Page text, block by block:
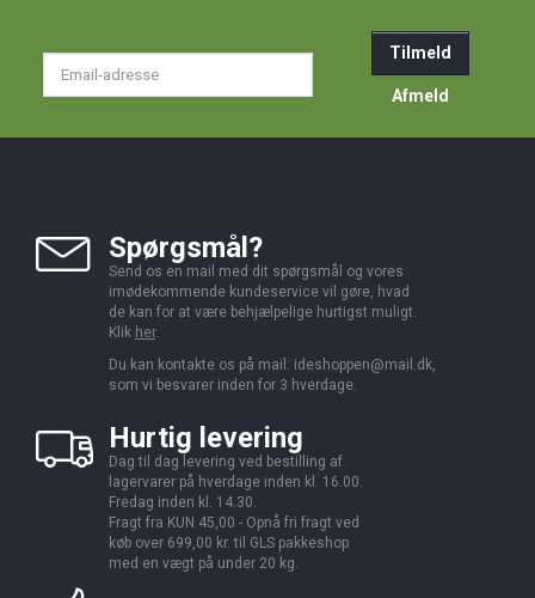
Tilmeld
Afmeld
Spørgsmål?
Send os en mail med dit spørgsmål og vores
imødekommende kundeservice vil gøre, hvad
de kan for at være behjælpelige hurtigst muligt.
Klik her.
Du kan kontakte os på mail: ideshoppen@mail.dk,
som vi besvarer inden for 3 hverdage.
Hurtig levering
Dag til dag levering ved bestilling af
lagervarer på hverdage inden kl. 16.00.
Fredag inden kl. 14.30.
Fragt fra KUN 45,00 - Opnå fri fragt ved
køb over 699,00 kr. til GLS pakkeshop
med en vægt på under 20 kg.